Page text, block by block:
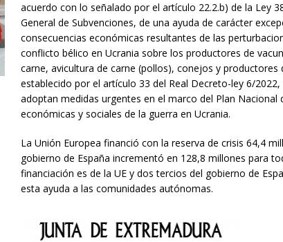
acuerdo con lo señalado por el artículo 22.2.b) de la Ley
General de Subvenciones, de una ayuda de carácter
consecuencias económicas resultantes de las
conflicto bélico en Ucrania sobre los productores de
carne, avicultura de carne (pollos), conejos y productores
establecido por el artículo 33 del Real Decreto-ley 6/
adoptan medidas urgentes en el marco del Plan Nacional
económicas y sociales de la guerra en Ucrania.
La Unión Europea financió con la reserva de crisis 64,4
gobierno de España incrementó en 128,8 millones para
financiación es de la UE y dos tercios del gobierno de
esta ayuda a las comunidades autónomas.